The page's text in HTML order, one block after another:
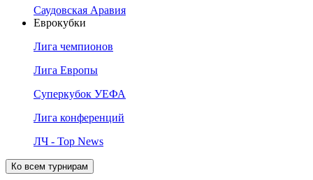
Саудовская Аравия
Еврокубки
Лига чемпионов
Лига Европы
Суперкубок УЕФА
Лига конференций
ЛЧ - Top News
Ко всем турнирам